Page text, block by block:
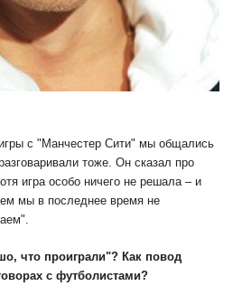
с "Манчестер Сити" мы общались
тоже. Он сказал про
игра особо ничего не решала – и
мы в последнее время не
что проиграли"? Как повод
с футболистами?